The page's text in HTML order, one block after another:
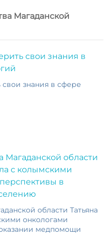
Магаданской
знания в сфере
области Татьяна
онкологами
медпомощи